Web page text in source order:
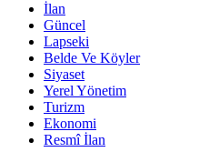
İlan
Güncel
Lapseki
Belde Ve Köyler
Siyaset
Yerel Yönetim
Turizm
Ekonomi
Resmî İlan